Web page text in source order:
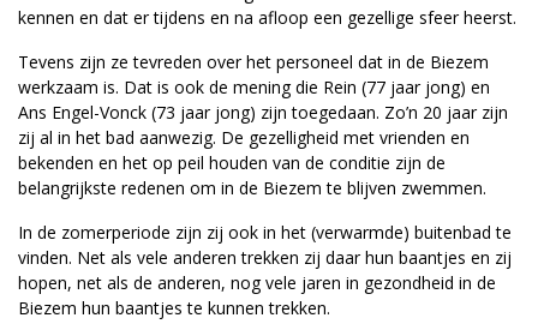
kennen en dat er tijdens en na afloop een gezellige sfeer heerst.
Tevens zijn ze tevreden over het personeel dat in de Biezem
werkzaam is. Dat is ook de mening die Rein (77 jaar jong) en
Ans Engel-Vonck (73 jaar jong) zijn toegedaan. Zo’n 20 jaar zijn
zij al in het bad aanwezig. De gezelligheid met vrienden en
bekenden en het op peil houden van de conditie zijn de
belangrijkste redenen om in de Biezem te blijven zwemmen.
In de zomerperiode zijn zij ook in het (verwarmde) buitenbad te
vinden. Net als vele anderen trekken zij daar hun baantjes en zij
hopen, net als de anderen, nog vele jaren in gezondheid in de
Biezem hun baantjes te kunnen trekken.